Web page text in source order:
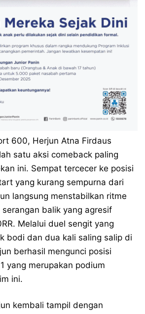
600, Herjun Atna Firdaus
satu aksi comeback paling
ini. Sempat tercecer ke posisi
yang kurang sempurna dari
langsung menstabilkan ritme
balik yang agresif
Melalui duel sengit yang
bodi dan dua kali saling salip di
berhasil mengunci posisi
yang merupakan podium
ini.
kembali tampil dengan